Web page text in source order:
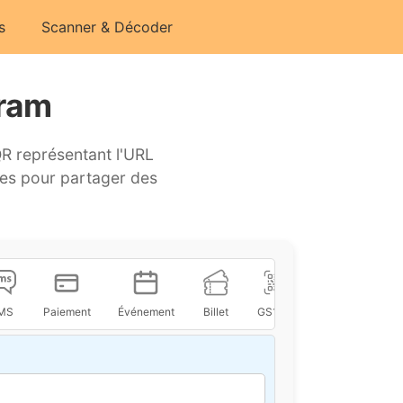
Scanner & Décoder
représentant l'URL
pour partager des
Paiement Événement Billet GS1 QR